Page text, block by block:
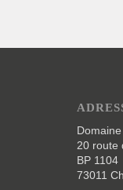
20 route
BP 1104
73011